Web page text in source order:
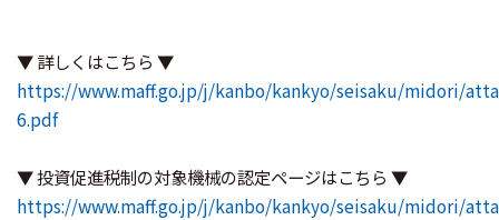
▼ 詳しくはこちら ▼
https://www.maff.go.jp/j/kanbo/kankyo/seisaku/midori/
6.pdf
▼ 投資促進税制の対象機械の認定ページはこちら ▼
https://www.maff.go.jp/j/kanbo/kankyo/seisaku/midori/